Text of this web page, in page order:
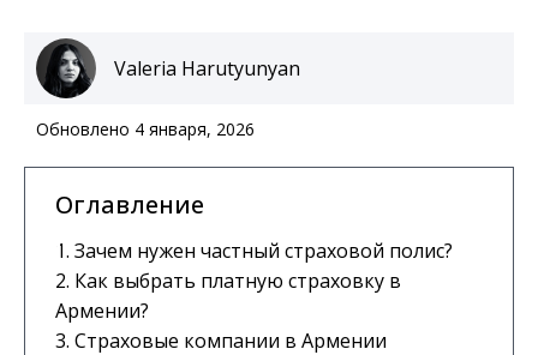
Valeria Harutyunyan
Обновлено 4 января, 2026
Оглавление
Зачем нужен частный страховой полис?
Как выбрать платную страховку в
Армении?
Страховые компании в Армении